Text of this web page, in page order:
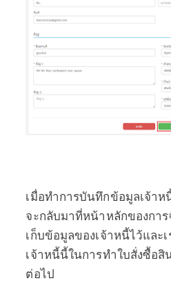
เมื่อทำการบันทึกข้อมูลเจ้าห
จะกลับมาที่หน้าหลักของกา
เก็บข้อมูลของเจ้าหนี้ไว้และ
เจ้าหนี้นี้ในการทำใบสั่งซื้อ
ต่อไป